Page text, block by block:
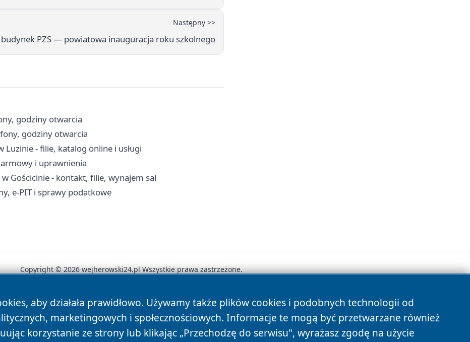
Następny >>
PZS — powiatowa inauguracja roku szkolnego
godziny otwarcia
godziny otwarcia
- filie, katalog online i usługi
i uprawnienia
Gościcinie - kontakt, filie, wynajem sal
e-PIT i sprawy podatkowe
aby działała prawidłowo. Używamy także plików cookies i podobnych technologii od
marketingowych i społecznościowych. Informacje te mogą być przetwarzane również
korzystanie ze strony lub klikając „Przechodzę do serwisu", wyrażasz zgodę na użycie
Copyright © 2026 wejherowski24.pl Wszystkie prawa zastrzeżone.
News Autorzy Polityka Prywatności Polityka Cookies